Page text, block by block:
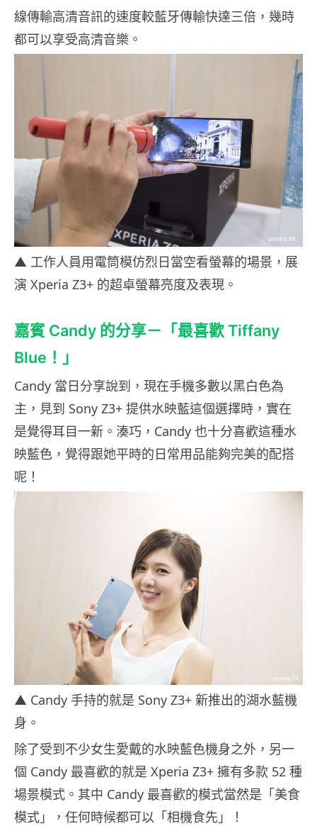
線傳輸高清音訊的速度較藍牙傳輸快達三倍， 幾時
都可以享受高清音樂。
▲ 工作人員用電筒模仿烈日當空看螢幕的場景，展
演 Xperia Z3+ 的超卓螢幕亮度及表現。
嘉賓 Candy 的分享－「最喜歡 Tiffany
Blue！」
Candy 當日分享說到，現在手機多數以黑白色為
主，見到 Sony Z3+ 提供水映藍這個選擇時，實在
是覺得耳目一新。湊巧，Candy 也十分喜歡這種水
映藍色，覺得跟她平時的日常用品能夠完美的配搭
呢！
▲ Candy 手持的就是 Sony Z3+ 新推出的湖水藍機
身。
除了受到不少女生愛戴的水映藍色機身之外，另一
個 Candy 最喜歡的就是 Xperia Z3+ 擁有多款 52 種
場景模式。其中 Candy 最喜歡的模式當然是「美食
模式」，任何時候都可以「相機食先」！